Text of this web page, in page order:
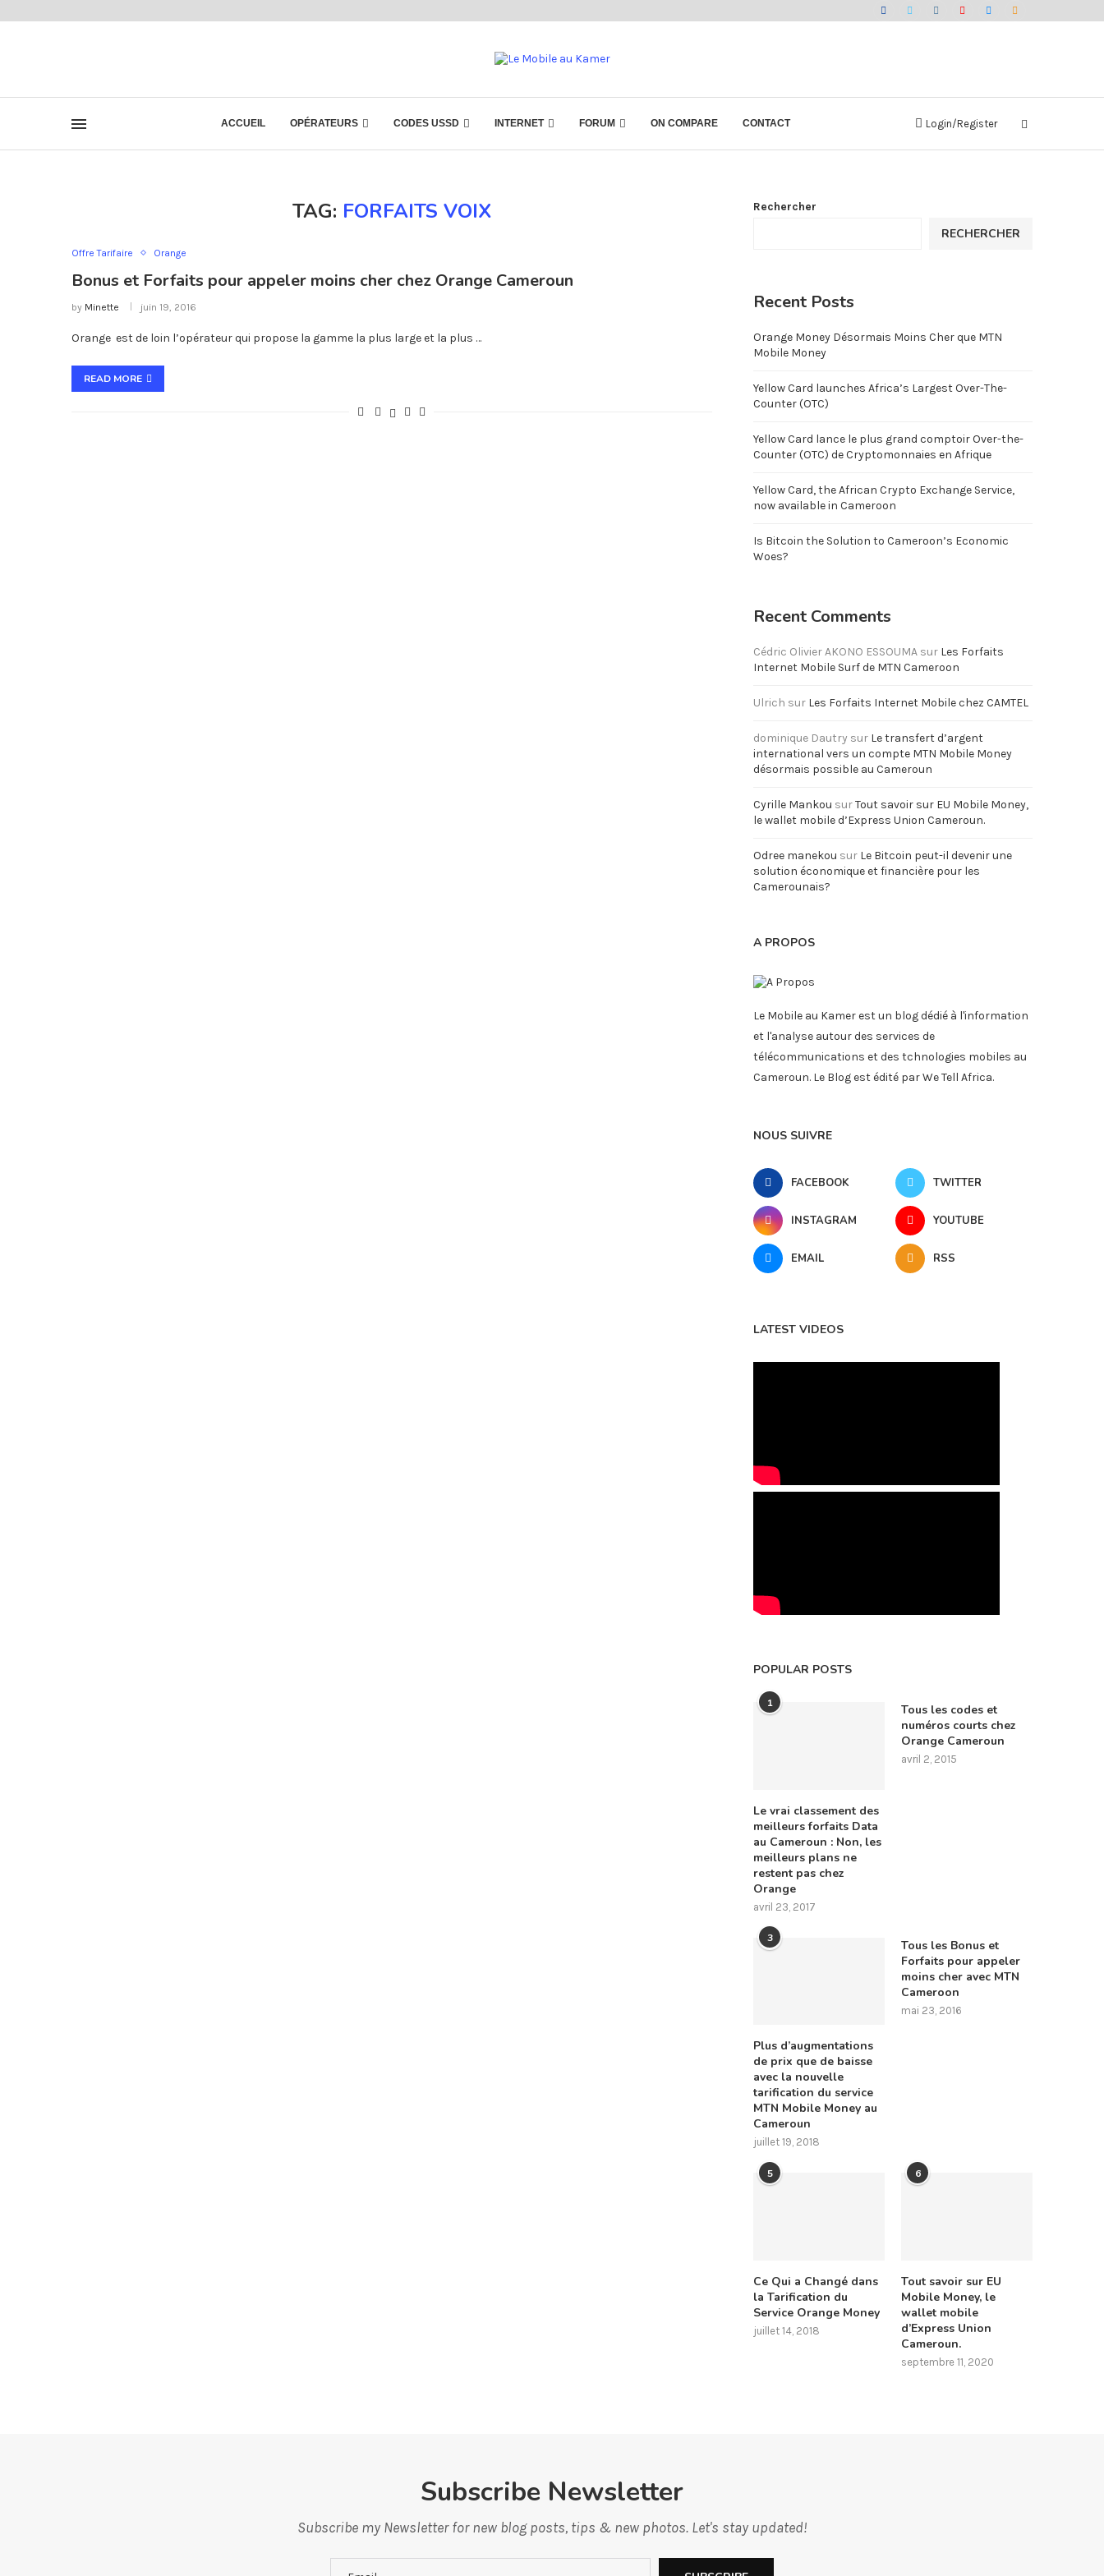
ACCUEIL OPÉRATEURS CODES USSD INTERNET FORUM ON COMPARE CONTACT Login/Register
TAG: FORFAITS VOIX
Offre Tarifaire Orange
Bonus et Forfaits pour appeler moins cher chez Orange Cameroun
by Minette juin 19, 2016
Orange est de loin l’opérateur qui propose la gamme la plus large et la plus …
READ MORE
Rechercher
RECHERCHER
Recent Posts
Orange Money Désormais Moins Cher que MTN
Mobile Money
Yellow Card launches Africa’s Largest Over-The-
Counter (OTC)
Yellow Card lance le plus grand comptoir Over-the-
Counter (OTC) de Cryptomonnaies en Afrique
Yellow Card, the African Crypto Exchange Service,
now available in Cameroon
Is Bitcoin the Solution to Cameroon’s Economic
Woes?
Recent Comments
Cédric Olivier AKONO ESSOUMA sur Les Forfaits
Internet Mobile Surf de MTN Cameroon
Ulrich sur Les Forfaits Internet Mobile chez CAMTEL
dominique Dautry sur Le transfert d’argent
international vers un compte MTN Mobile Money
désormais possible au Cameroun
Cyrille Mankou surTout savoir sur EU Mobile Money,
le wallet mobile d’Express Union Cameroun.
Odree manekou sur Le Bitcoin peut-il devenir une
solution économique et financière pour les
Camerounais?
A PROPOS
Le Mobile au Kamer est un blog dédié à l'information
et l'analyse autour des services de
télécommunications et des tchnologies mobiles au
Cameroun. Le Blog est édité par We Tell Africa.
NOUS SUIVRE
FACEBOOK TWITTER
INSTAGRAM YOUTUBE
EMAIL RSS
LATEST VIDEOS
POPULAR POSTS
1
Le vrai classement des
meilleurs forfaits Data
au Cameroun : Non, les
meilleurs plans ne
restent pas chez
Orange
avril 23, 2017
Tous les codes et
numéros courts chez
Orange Cameroun
avril 2, 2015
3
Plus d’augmentations
de prix que de baisse
avec la nouvelle
tarification du service
MTN Mobile Money au
Cameroun
juillet 19, 2018
Tous les Bonus et
Forfaits pour appeler
moins cher avec MTN
Cameroon
mai 23, 2016
5
Ce Qui a Changé dans
la Tarification du
Service Orange Money
juillet 14, 2018
6
Tout savoir sur EU
Mobile Money, le
wallet mobile
d’Express Union
Cameroun.
septembre 11, 2020
Subscribe Newsletter
Subscribe my Newsletter for new blog posts, tips & new photos. Let's stay updated!